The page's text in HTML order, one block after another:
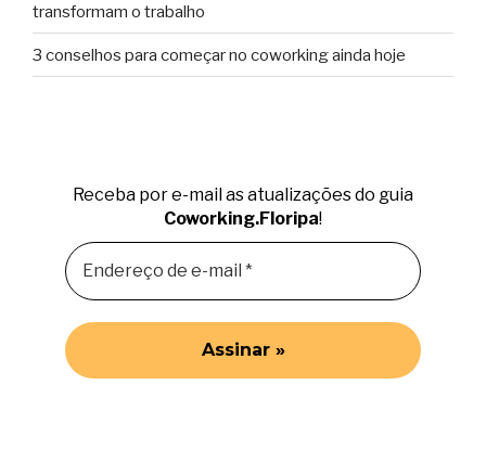
transformam o trabalho
3 conselhos para começar no coworking ainda hoje
Receba por e-mail as atualizações do guia
Coworking.Floripa!